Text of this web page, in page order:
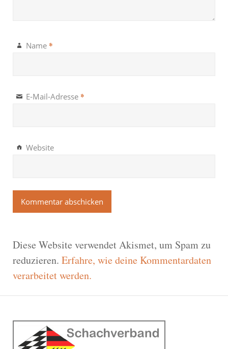
Name *
E-Mail-Adresse *
Website
Diese Website verwendet Akismet, um Spam zu
reduzieren. Erfahre, wie deine Kommentardaten
verarbeitet werden.